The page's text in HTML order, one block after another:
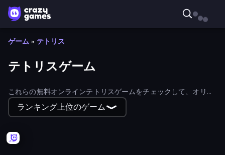
ゲーム » テトリス
テトリスゲーム
これらの無料オンラインテトリスゲームをチェックして、オリジ
ナルゲームから過激な新作スピンオフタイトルまで、レトロなテ
トリスの世界に飛び込もう。
ランキング上位のゲーム